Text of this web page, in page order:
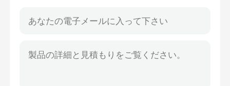
超音波細胞の Disruptor
超音波リアクター